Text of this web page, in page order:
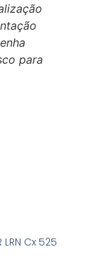
para
Cx 525